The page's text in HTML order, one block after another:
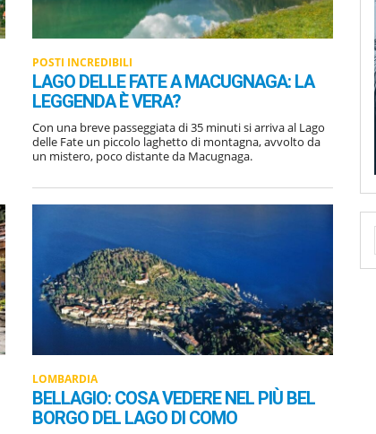
POSTI INCREDIBILI
LAGO DELLE FATE A MACUGNAGA: LA
LEGGENDA È VERA?
Con una breve passeggiata di 35 minuti si arriva al Lago
delle Fate un piccolo laghetto di montagna, avvolto da
un mistero, poco distante da Macugnaga.
LOMBARDIA
BELLAGIO: COSA VEDERE NEL PIÙ BEL
BORGO DEL LAGO DI COMO